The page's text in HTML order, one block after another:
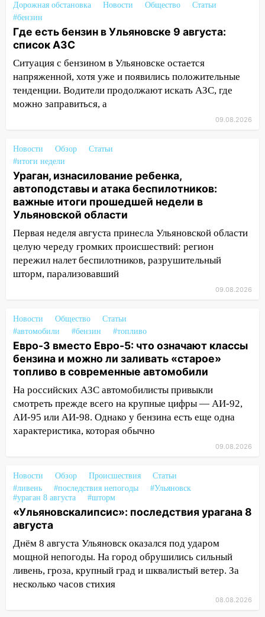
светофор
14:14 Студента из Ульяновска обманули
мошенники под видом преподавателя
14:12 Куда жаловаться ульяновцам на
упавшее дерево или затопленную улицу
после непогоды
13:54 В мэрии Ульяновска рассказали,
как устраняют последствия мощного
шторма
13:49 Стихия продолжает крушить
Ульяновск: дерево рухнуло на дом на
Орджоникидзе
13:47 На Нижней Террасе мощным
ветром вырвало дерево с корнем
Сильный ветер сорвал крышу с
13:35 Непогода продолжает бить по
транспорту: в Ульяновске трамвай
сошёл с рельсов
13:22 Упавшие деревья перекрыли
дороги в Ульяновске: фото
13:17 Непогода в Ульяновске не
закончится сегодня: сильные ливни
сохранятся 9 августа
житель Вешкаймского района похитил у
знакомого 191 тысячу рублей
13:14 Ураган оторвал светофор на
проспекте Филатова в Ульяновске
13:12 Дерево пробило крышу дома на
Новгородской в Ульяновске и рухнуло
на электрощит
13:10 В Заволжском районе дерево
Дорожная обстановка Новости Общество
Статьи
#бензин
Где есть бензин в Ульяновске 9 августа:
список АЗС
Ситуация с бензином в Ульяновске остается
напряженной, хотя уже и появились положительные
тенденции. Водители продолжают искать АЗС, где
можно заправиться, а
09.08.2026
Новости Обзор
Статьи
#итоги недели
Ураган, изнасилование ребенка,
автоподставы и атака беспилотников:
важные итоги прошедшей недели в
Ульяновской области
Первая неделя августа принесла Ульяновской области
целую череду громких происшествий: регион
пережил налет беспилотников, разрушительный
шторм, парализовавший
09.08.2026
Новости Общество
Статьи
#автомобили
#бензин #топливо
Евро-3 вместо Евро-5: что означают классы
бензина и можно ли заливать «старое»
топливо в современные автомобили
На российских АЗС автомобилисты привыкли
смотреть прежде всего на крупные цифры — АИ-92,
АИ-95 или АИ-98. Однако у бензина есть еще одна
характеристика, которая обычно
09.08.2026
Новости Обзор Происшествия
Статьи
#ливень
#последствия непогоды
#Ульяновск
#ураган 8 августа
#шторм
«Ульяновскалипсис»: последствия урагана 8
августа
Днём 8 августа Ульяновск оказался под ударом
мощной непогоды. На город обрушились сильный
ливень, гроза, крупный град и шквалистый ветер. За
несколько часов стихия
08.08.2026